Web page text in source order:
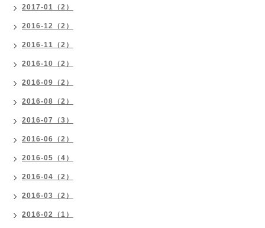
2017-01（2）
2016-12（2）
2016-11（2）
2016-10（2）
2016-09（2）
2016-08（2）
2016-07（3）
2016-06（2）
2016-05（4）
2016-04（2）
2016-03（2）
2016-02（1）